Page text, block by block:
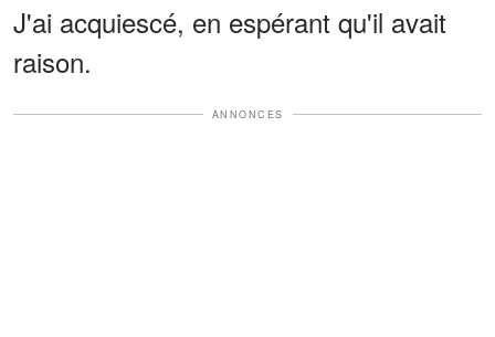
J'ai acquiescé, en espérant qu'il avait
raison.
ANNONCES